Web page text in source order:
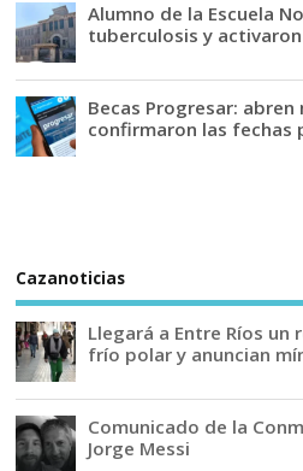
Alumno de la Escuela
tuberculosis y
Becas Progresar:
confirmaron las fechas
Cazanoticias
Llegará a Entre Ríos
frío polar y anuncian
Comunicado de la
Jorge Messi